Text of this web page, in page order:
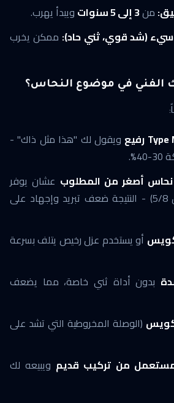
من3 إلى 5 سنوات
ويبدأ يهرب.
(شد قوي، ثني حاد): ممكن يخرب
في موضوع النحاس؟
ويقول لك "هذا مثل ذاك" -
أصغر من المطلوب عشان يوفر
عليه (مثلاً 1/2 بدل 5/8) - النتيجة ضعف تبريد وإجهاد على
كويس أو يستخدم عزل رخيص يتلف بسرعة
بدون أداة ثني خاصة، مما يضعف
(الوصلة المخروطية التي تشد على
من تركيب قديم ويبيعه لك